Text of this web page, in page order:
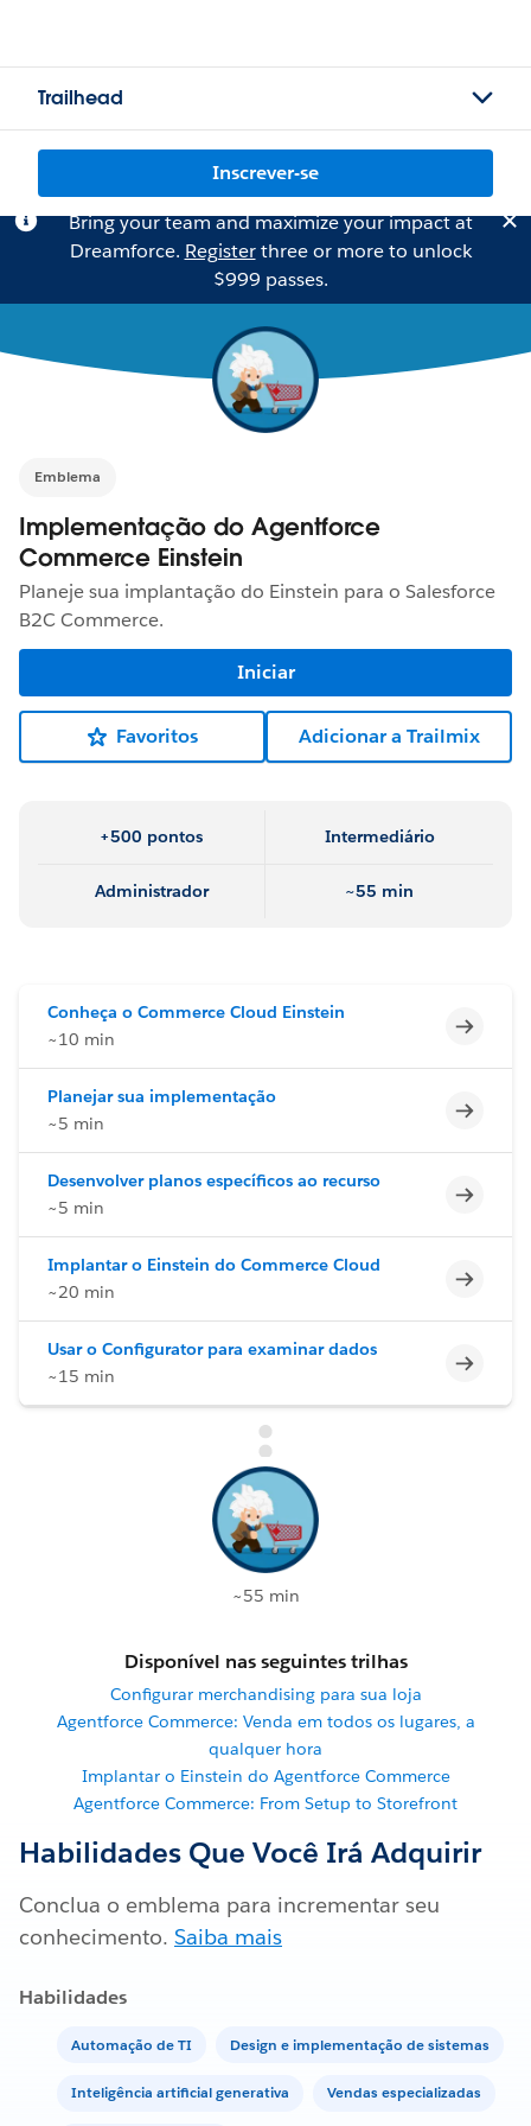
Trailhead
Inscrever-se
Bring your team and maximize your impact at
Dreamforce. Registerthree or more to unlock
$999 passes.
Emblema
Implementação do Agentforce
Commerce Einstein
Planeje sua implantação do Einstein para o Salesforce
B2C Commerce.
Iniciar
Favoritos Adicionar a Trailmix
+500 pontos Intermediário
Administrador ~55 min
Conheça o Commerce Cloud Einstein
~10 min
Planejar sua implementação
~5 min
Desenvolver planos específicos ao recurso
~5 min
Implantar o Einstein do Commerce Cloud
~20 min
Usar o Configurator para examinar dados
~15 min
~55 min
Disponível nas seguintes trilhas
Configurar merchandising para sua loja
Agentforce Commerce: Venda em todos os lugares, a
qualquer hora
Implantar o Einstein do Agentforce Commerce
Agentforce Commerce: From Setup to Storefront
Habilidades Que Você Irá Adquirir
Conclua o emblema para incrementar seu
conhecimento. Saiba mais
Habilidades
Automação de TI Design e implementação de sistemas
Inteligência artificial generativa Vendas especializadas